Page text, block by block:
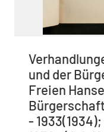
und der
Freien
-